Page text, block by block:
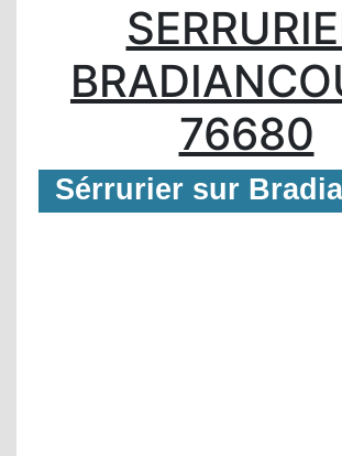
76680
Sérrurier sur